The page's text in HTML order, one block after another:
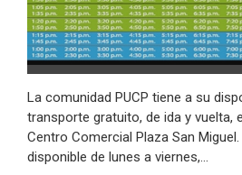
La comunidad PUCP tiene a su
transporte gratuito, de ida y vuelta,
Centro Comercial Plaza San
disponible de lunes a viernes,…